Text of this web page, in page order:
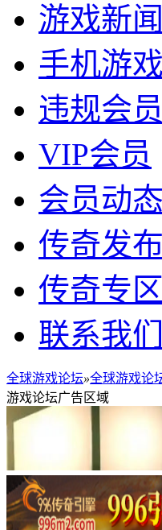
游戏新闻
手机游
违规会员
VIP会员
会员动态
传奇发布
传奇专区
联系我们
全球游戏论坛»全球游戏论
游戏论坛广告区域